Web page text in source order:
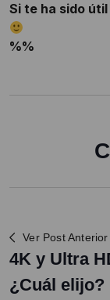
Si te ha sido
%%
Ver Post Anterior
4K y Ultra
¿Cuál elijo?